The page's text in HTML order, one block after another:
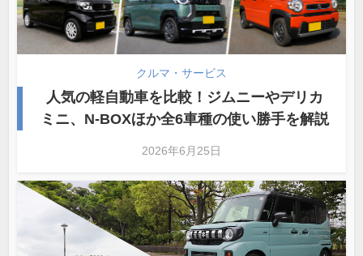
クルマ・サービス
人気の軽自動車を比較！ジムニーやデリカ
ミニ、N-BOXほか全6車種の使い勝手を解説
2026年6月25日